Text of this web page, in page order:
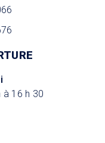
à 16 h 30